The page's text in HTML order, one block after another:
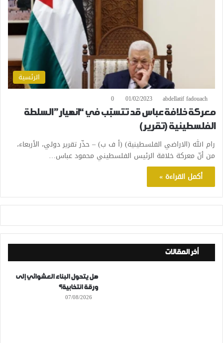
الرئسية
abdellatif fadouach
01/02/2023
0
معركة خلافة عباس قد تتسبّب في “انهيار” السلطة
الفلسطينية (تقرير)
رام الله (الاراضي الفلسطينية) (أ ف ب) – حذّر تقرير دولي، الأربعاء،
من أنّ معركة خلافة الرئيس الفلسطيني محمود عباس…
أكمل القراءة »
أخر المقالات
هل يتحول البناء العشوائي إلى
ورقة انتخابية؟
07/08/2026